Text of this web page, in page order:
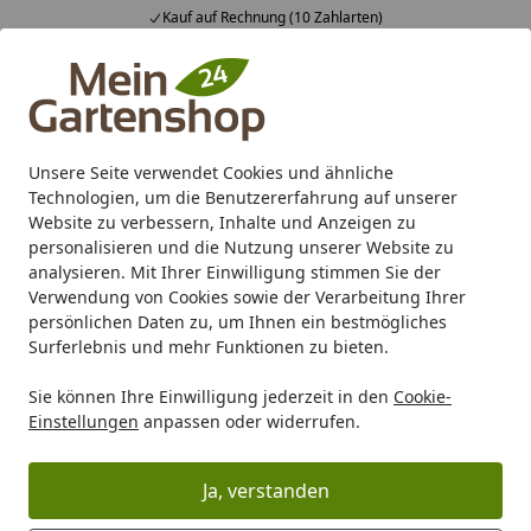
Unsere Seite verwendet Cookies und ähnliche
Technologien, um die Benutzererfahrung auf unserer
Website zu verbessern, Inhalte und Anzeigen zu
personalisieren und die Nutzung unserer Website zu
analysieren. Mit Ihrer Einwilligung stimmen Sie der
Verwendung von Cookies sowie der Verarbeitung Ihrer
persönlichen Daten zu, um Ihnen ein bestmögliches
Surferlebnis und mehr Funktionen zu bieten.
Sie können Ihre Einwilligung jederzeit in den Cookie-
Einstellungen anpassen oder widerrufen.
Ja, verstanden
Fachberatung & individuelle Angebote
Alle Produkte
Mein Konto
Suchen
Karibu Pools inkl. gratis Sandfilteranlage & Pool-
Starterset (Gesamtwert bis 468,99€)
Startseite
Marken Oase Living Water Oase Ersatzteile Oase
Oase Ersatzteile für Teichpumpen
Ihre Artikelübersicht